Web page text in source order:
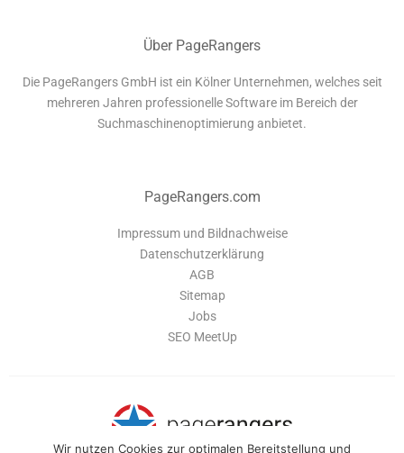
Über PageRangers
Die PageRangers GmbH ist ein Kölner Unternehmen, welches seit
mehreren Jahren professionelle Software im Bereich der
Suchmaschinenoptimierung anbietet.
PageRangers.com
Impressum und Bildnachweise
Datenschutzerklärung
AGB
Sitemap
Jobs
SEO MeetUp
Wir nutzen Cookies zur optimalen Bereitstellung und